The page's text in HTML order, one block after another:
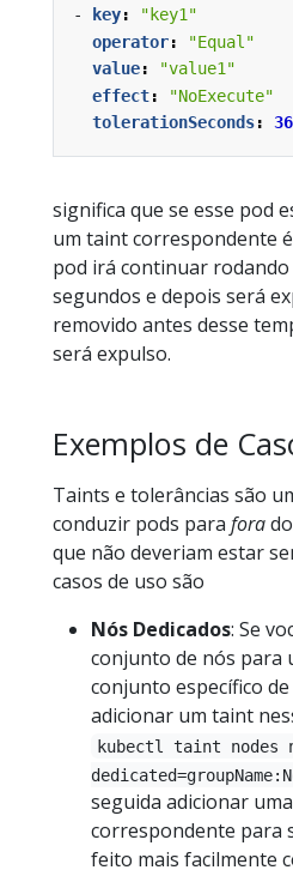
-
key:
"key1"
operator:
"Equal"
value:
"value1"
effect:
"NoExecute"
tolerationSeconds:
significa que se esse pod
um taint correspondente
pod irá continuar
segundos e depois será
removido antes desse
será expulso.
Exemplos de
Taints e tolerâncias são
conduzir pods para fora
que não deveriam estar
casos de uso são
Nós Dedicados: Se
conjunto de nós para
conjunto específico
adicionar um taint
kubectl taint nodes
seguida adicionar
correspondente para
feito mais facilmente